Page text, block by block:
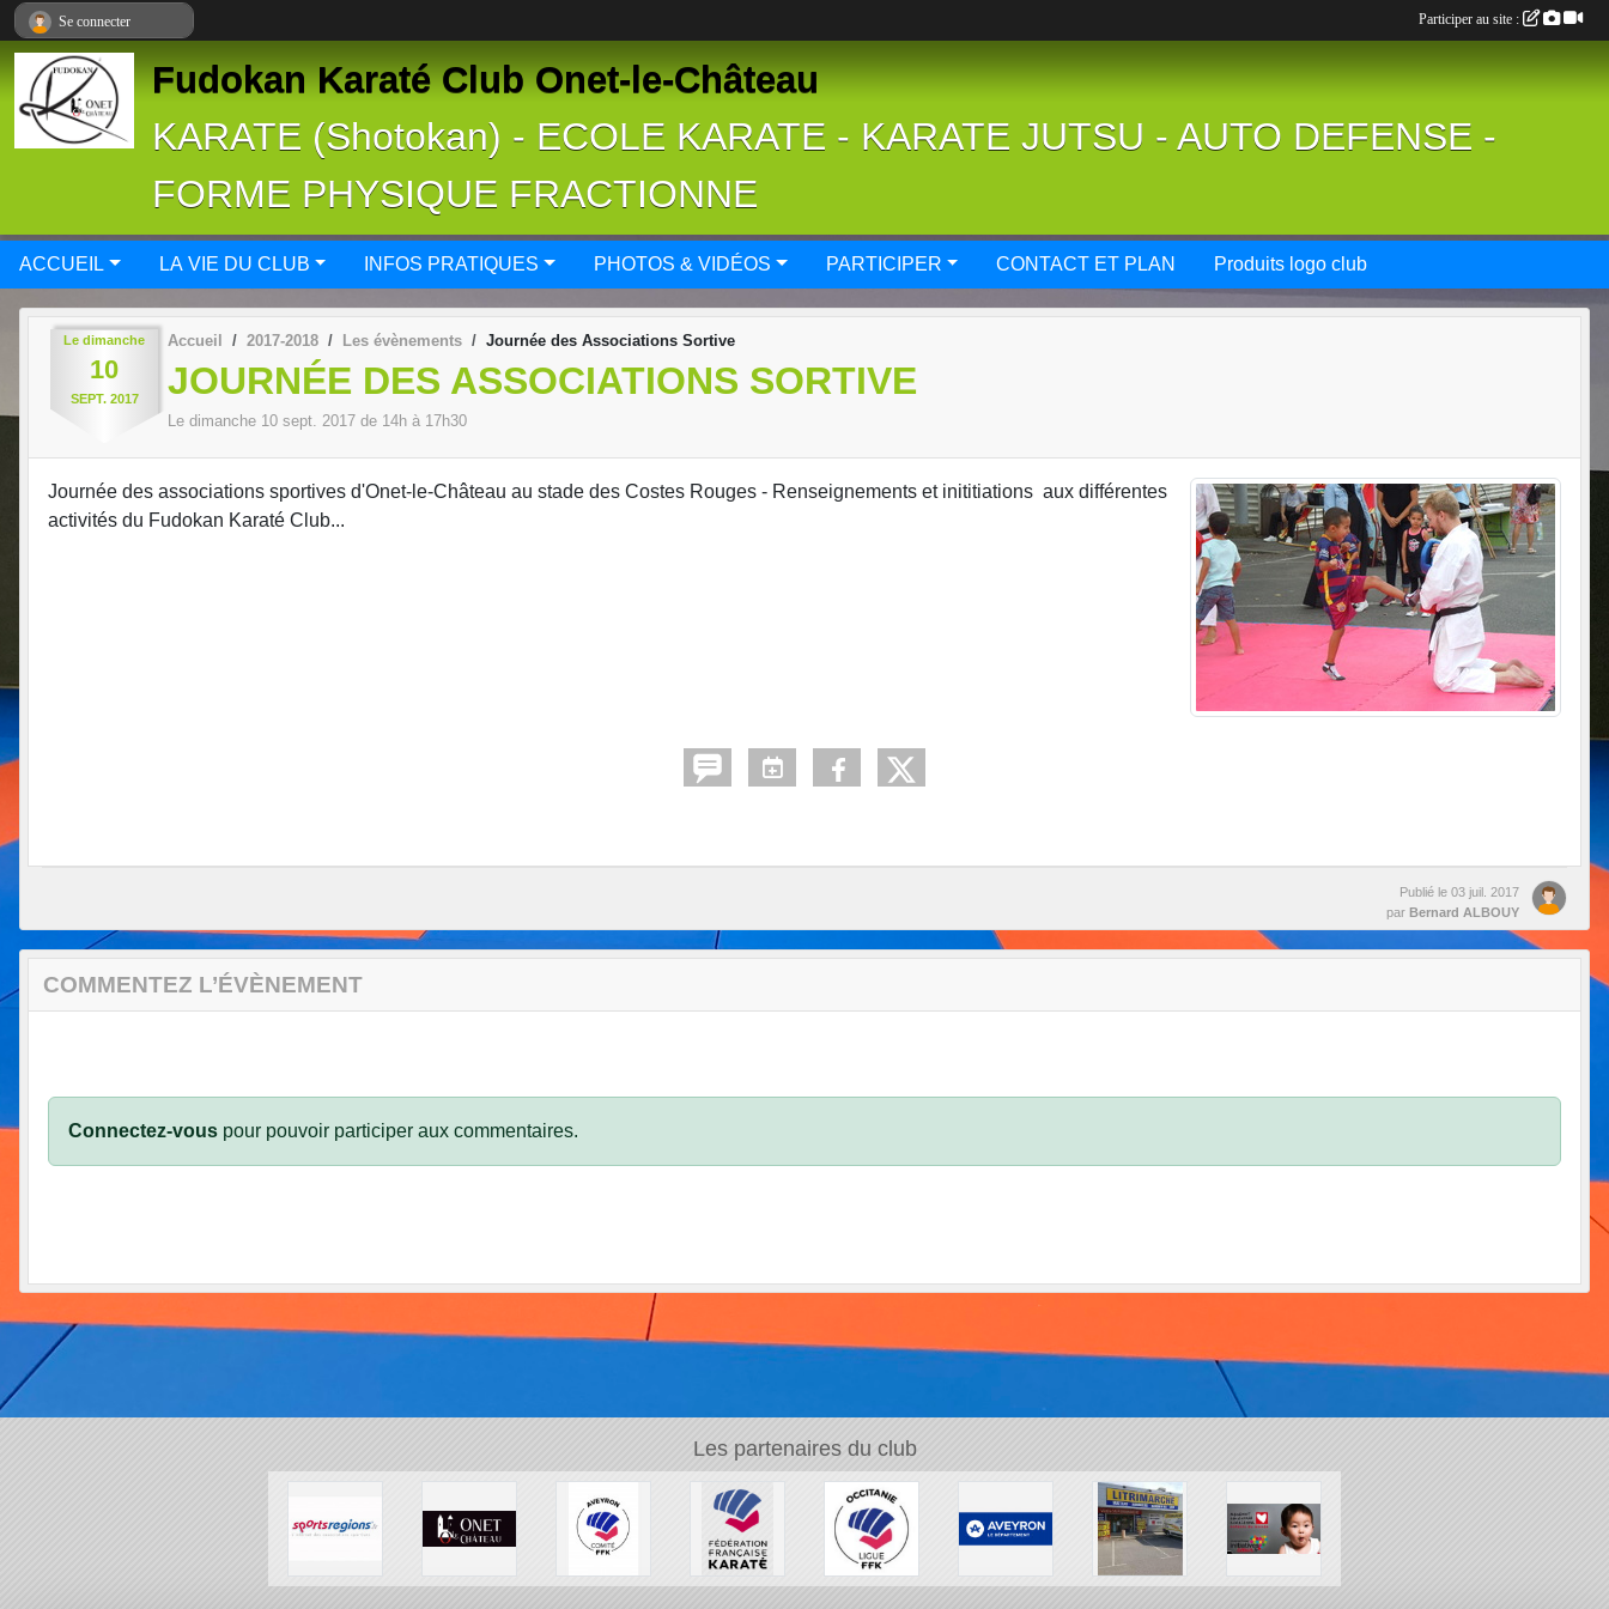
Fudokan Karaté Club Onet-le-Château
KARATE (Shotokan) - ECOLE KARATE - KARATE JUTSU - AUTO DEFENSE -
FORME PHYSIQUE FRACTIONNE
ACCUEIL LA VIE DU CLUB INFOS PRATIQUES PHOTOS & VIDÉOS PARTICIPER CONTACT ET PLAN Produits logo club
Le dimanche
10
SEPT. 2017
Accueil 2017-2018 Les évènements Journée des Associations Sortive
JOURNÉE DES ASSOCIATIONS SORTIVE
Le dimanche 10 sept. 2017 de 14h à 17h30
Journée des associations sportives d'Onet-le-Château au stade des Costes Rouges - Renseignements et inititiations aux différentes
activités du Fudokan Karaté Club...
Publié le 03 juil. 2017
par Bernard ALBOUY
COMMENTEZ L’ÉVÈNEMENT
Connectez-vous pour pouvoir participer aux commentaires.
Les partenaires du club
Se connecter Participer au site :
Panneau de gestion des cookies